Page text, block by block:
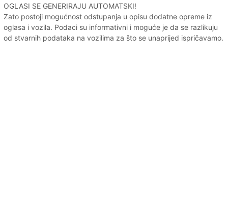
OGLASI SE GENERIRAJU AUTOMATSKI!
Zato postoji mogućnost odstupanja u opisu dodatne opreme iz
oglasa i vozila. Podaci su informativni i moguće je da se razlikuju
od stvarnih podataka na vozilima za što se unaprijed ispričavamo.